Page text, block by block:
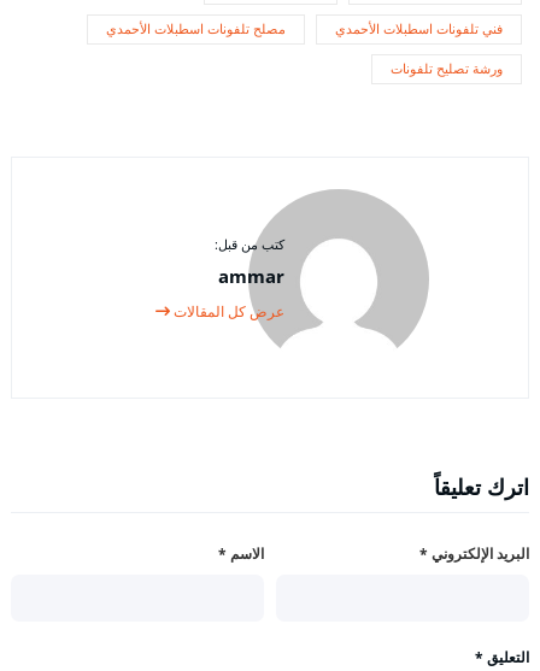
فني تلفونات اسطبلات الأحمدي مصلح تلفونات اسطبلات الأحمدي
ورشة تصليح تلفونات
كتب من قبل:
ammar
عرض كل المقالات
اترك تعليقاً
الاسم * البريد الإلكتروني *
التعليق *